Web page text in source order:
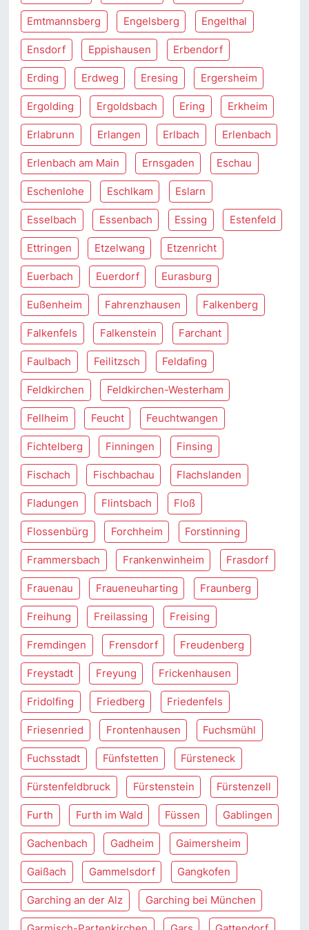
Emtmannsberg Engelsberg Engelthal
Ensdorf Eppishausen Erbendorf
Erding Erdweg Eresing Ergersheim
Ergolding Ergoldsbach Ering Erkheim
Erlabrunn Erlangen Erlbach Erlenbach
Erlenbach am Main Ernsgaden Eschau
Eschenlohe Eschlkam Eslarn
Esselbach Essenbach Essing Estenfeld
Ettringen Etzelwang Etzenricht
Euerbach Euerdorf Eurasburg
Eußenheim Fahrenzhausen Falkenberg
Falkenfels Falkenstein Farchant
Faulbach Feilitzsch Feldafing
Feldkirchen Feldkirchen-Westerham
Fellheim Feucht Feuchtwangen
Fichtelberg Finningen Finsing
Fischach Fischbachau Flachslanden
Fladungen Flintsbach Floß
Flossenbürg Forchheim Forstinning
Frammersbach Frankenwinheim Frasdorf
Frauenau Fraueneuharting Fraunberg
Freihung Freilassing Freising
Fremdingen Frensdorf Freudenberg
Freystadt Freyung Frickenhausen
Fridolfing Friedberg Friedenfels
Friesenried Frontenhausen Fuchsmühl
Fuchsstadt Fünfstetten Fürsteneck
Fürstenfeldbruck Fürstenstein Fürstenzell
Furth Furth im Wald Füssen Gablingen
Gachenbach Gadheim Gaimersheim
Gaißach Gammelsdorf Gangkofen
Garching an der Alz Garching bei München